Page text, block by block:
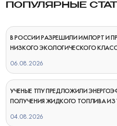
ПОПУЛЯРНЫЕ
В РОССИИ РАЗРЕШИЛИ ИМПОРТ И
НИЗКОГО ЭКОЛОГИЧЕСКОГО
06.08.2026
УЧЕНЫЕ ТПУ ПРЕДЛОЖИЛИ
ПОЛУЧЕНИЯ ЖИДКОГО ТОПЛИВА ИЗ
04.08.2026